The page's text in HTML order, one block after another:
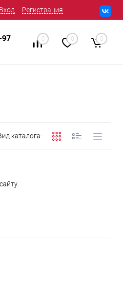
Вход Регистрация
97 0 0 0
каталога: